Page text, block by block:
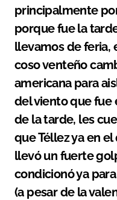
principalmente
porque fue la
llevamos de feria,
coso venteño
americana para
del viento que fue
de la tarde, les
que Téllez ya en
llevó un fuerte
condicionó ya
(a pesar de la